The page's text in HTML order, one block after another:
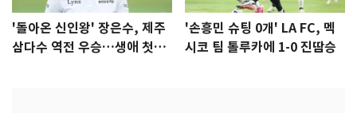
'돌아온 신인왕' 장은수, 제주
삼다수 역전 우승…생애 첫승
'손흥민 슈팅 0개' LA FC, 멕
시코 팀 톨루카에 1-0 진땀승